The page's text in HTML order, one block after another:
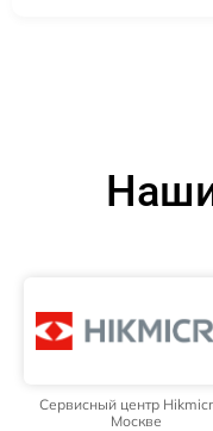
Сервисный центр
Москве